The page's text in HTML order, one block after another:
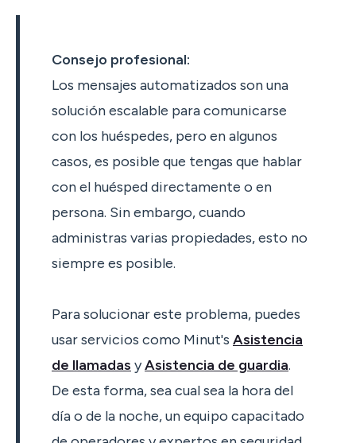
Consejo profesional:
Los mensajes automatizados son una
solución escalable para comunicarse
con los huéspedes, pero en algunos
casos, es posible que tengas que hablar
con el huésped directamente o en
persona. Sin embargo, cuando
administras varias propiedades, esto no
siempre es posible.
Para solucionar este problema, puedes
usar servicios como Minut's Asistencia
de llamadas yAsistencia de guardia.
De esta forma, sea cual sea la hora del
día o de la noche, un equipo capacitado